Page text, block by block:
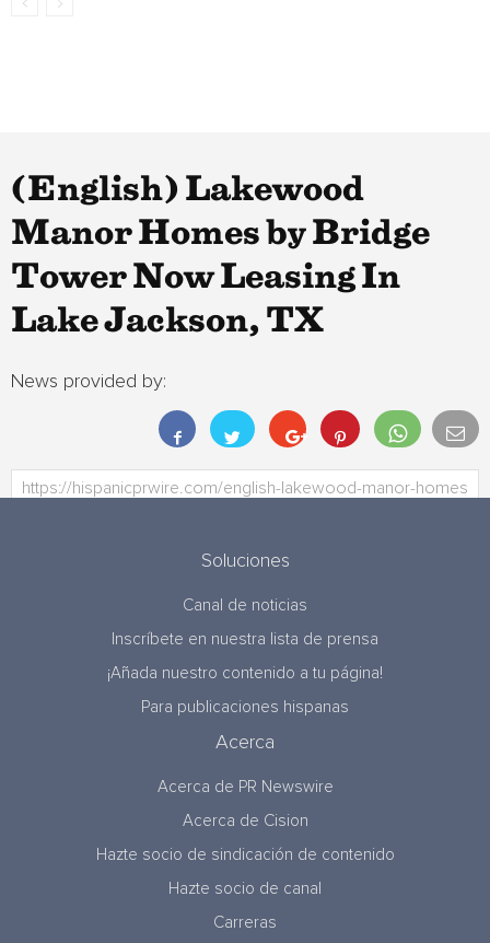
(English) Lakewood
Manor Homes by Bridge
Tower Now Leasing In
Lake Jackson, TX
News provided by:
Soluciones
Canal de noticias
Inscríbete en nuestra lista de prensa
¡Añada nuestro contenido a tu página!
Para publicaciones hispanas
Acerca
Acerca de PR Newswire
Acerca de Cision
Hazte socio de sindicación de contenido
Hazte socio de canal
Carreras